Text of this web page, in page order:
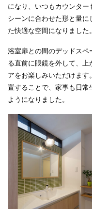
になり、いつもカウンター
シーンに合わせた形と量
た快適な空間になりました。
浴室扉との間のデッドスペ
る直前に眼鏡を外して、上
アをお楽しみいただけま
置することで、家事も日常
ようになりました。